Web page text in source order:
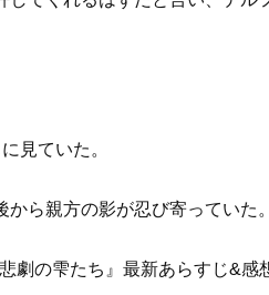
見ていた。
ら親方の影が忍び寄っていた。